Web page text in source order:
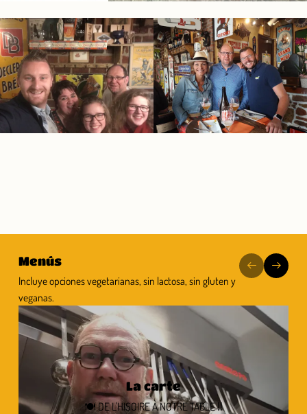
Menús
Incluye opciones vegetarianas, sin lactosa, sin gluten y
veganas.
La carte
🍽 DE L'HISOIRE À NOTRE TABLE ‼